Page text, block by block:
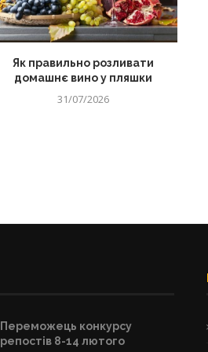
Як правильно розливати
домашнє вино у пляшки
31/07/2026
Переможець конкурсу
репостів 8-14 лютого